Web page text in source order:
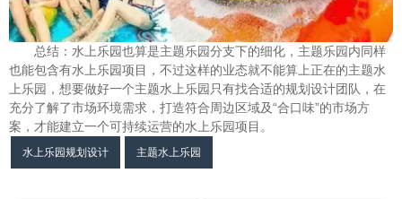
总结：水上乐园也算是主题乐园分支下的细化，主题乐园内同样
也能包含有水上乐园项目，不过这样的业态就不能算上正在的主题水
上乐园，想要做好一个主题水上乐园只有找合适的规划设计团队，在
充分了解了市场环境需求，打造符合周边区域及“合口味”的市场方
案，才能建立一个可持续运营的水上乐园项目。
水上乐园规划设计 主题水上乐园